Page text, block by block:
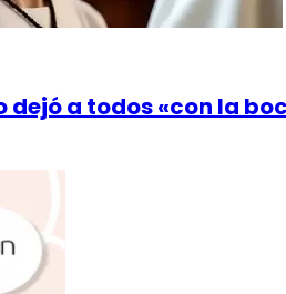
dejó a todos «con la